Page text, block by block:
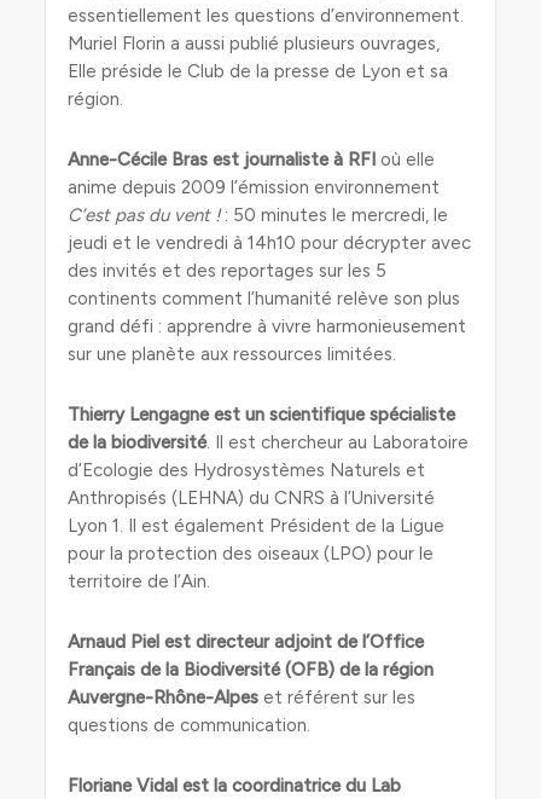
essentiellement les questions d’environnement.
Muriel Florin a aussi publié plusieurs ouvrages,
Elle préside le Club de la presse de Lyon et sa
région.
Anne-Cécile Bras est journaliste à RFI où elle
anime depuis 2009 l’émission environnement
C’est pas du vent !: 50 minutes le mercredi, le
jeudi et le vendredi à 14h10 pour décrypter avec
des invités et des reportages sur les 5
continents comment l’humanité relève son plus
grand défi : apprendre à vivre harmonieusement
sur une planète aux ressources limitées.
Thierry Lengagne est un scientifique spécialiste
de la biodiversité. Il est chercheur au Laboratoire
d’Ecologie des Hydrosystèmes Naturels et
Anthropisés (LEHNA) du CNRS à l’Université
Lyon 1. Il est également Président de la Ligue
pour la protection des oiseaux (LPO) pour le
territoire de l’Ain.
Arnaud Piel est directeur adjoint de l’Office
Français de la Biodiversité (OFB) de la région
Auvergne-Rhône-Alpes et référent sur les
questions de communication.
Floriane Vidal est la coordinatrice du Lab